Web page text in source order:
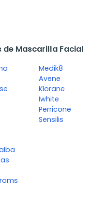
Mascarilla Facial
Medik8
Avene
Klorane
Iwhite
Perricone
Sensilis